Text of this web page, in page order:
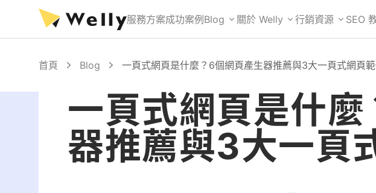
服務方案成功案例 Blog 關於 Welly 行銷資源 SEO
首頁 Blog 一頁式網頁是什麼？6個網頁產生器推薦與3大一頁式網頁
一頁式網頁是什
器推薦與3大一頁